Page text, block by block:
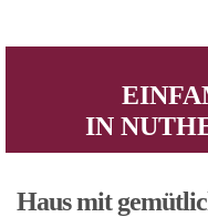
IN
Haus mit